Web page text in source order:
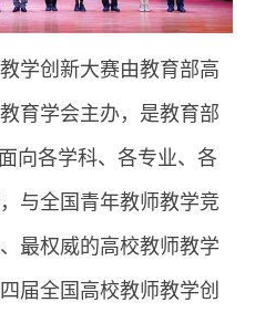
学创新大赛由教育部高
育学会主办，是教育部
向各学科、各专业、各
与全国青年教师教学竞
最权威的高校教师教学
届全国高校教师教学创